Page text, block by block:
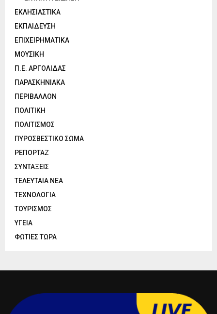
ΕΚΛΗΣΙΑΣΤΙΚΑ
ΕΚΠΑΙΔΕΥΣΗ
ΕΠΙΧΕΙΡΗΜΑΤΙΚΑ
ΜΟΥΣΙΚΗ
Π.Ε. ΑΡΓΟΛΙΔΑΣ
ΠΑΡΑΣΚΗΝΙΑΚΑ
ΠΕΡΙΒΑΛΛΟΝ
ΠΟΛΙΤΙΚΗ
ΠΟΛΙΤΙΣΜΟΣ
ΠΥΡΟΣΒΕΣΤΙΚΟ ΣΩΜΑ
ΡΕΠΟΡΤΑΖ
ΣΥΝΤΑΞΕΙΣ
ΤΕΛΕΥΤΑΙΑ ΝΕΑ
ΤΕΧΝΟΛΟΓΙΑ
ΤΟΥΡΙΣΜΟΣ
ΥΓΕΙΑ
ΦΩΤΙΕΣ ΤΩΡΑ